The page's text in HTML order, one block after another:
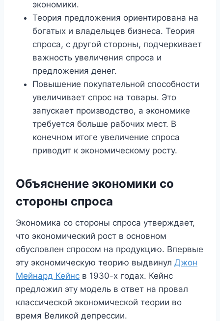
экономики.
Теория предложения ориентирована на
богатых и владельцев бизнеса. Теория
спроса, с другой стороны, подчеркивает
важность увеличения спроса и
предложения денег.
Повышение покупательной способности
увеличивает спрос на товары. Это
запускает производство, а экономике
требуется больше рабочих мест. В
конечном итоге увеличение спроса
приводит к экономическому росту.
Объяснение экономики со
стороны спроса
Экономика со стороны спроса утверждает,
что экономический рост в основном
обусловлен спросом на продукцию. Впервые
эту экономическую теорию выдвинул Джон
Мейнард Кейнс в 1930-х годах. Кейнс
предложил эту модель в ответ на провал
классической экономической теории во
время Великой депрессии.